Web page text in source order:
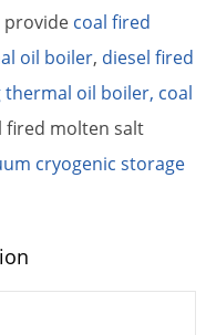
provide coal fired
oil boiler, diesel fired
thermal oil boiler, coal
fired molten salt
cryogenic storage